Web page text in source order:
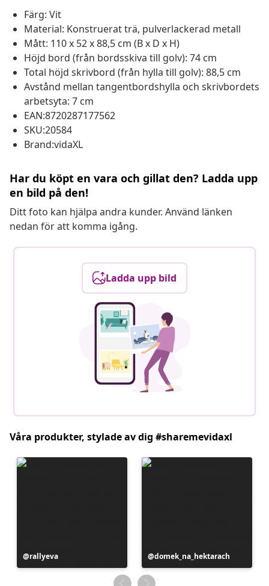
Färg: Vit
Material: Konstruerat trä, pulverlackerad metall
Mått: 110 x 52 x 88,5 cm (B x D x H)
Höjd bord (från bordsskiva till golv): 74 cm
Total höjd skrivbord (från hylla till golv): 88,5 cm
Avstånd mellan tangentbordshylla och skrivbordets
arbetsyta: 7 cm
EAN:8720287177562
SKU:20584
Brand:vidaXL
Har du köpt en vara och gillat den? Ladda upp
en bild på den!
Ditt foto kan hjälpa andra kunder. Använd länken
nedan för att komma igång.
Ladda upp bild
Våra produkter, stylade av dig #sharemevidaxl
Inlägg
publicerat
rallyeva
Inlägg
publicerat
av
domek_na_hektarach